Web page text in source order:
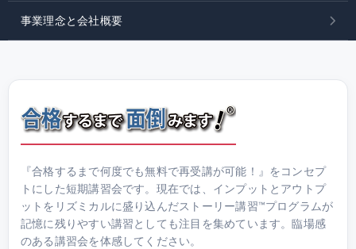
事業理念と会社概要
『合格するまで何度でも無料で再受講が可能！』をコンセプ
トにした短期講習会です。現在では、インプットとアウトプ
ットをリズミカルに盛り込んだストーリー講習™プログラムが
記憶に残りやすい講習としても注目を集めています。臨場感
のある講習会を体感してください。